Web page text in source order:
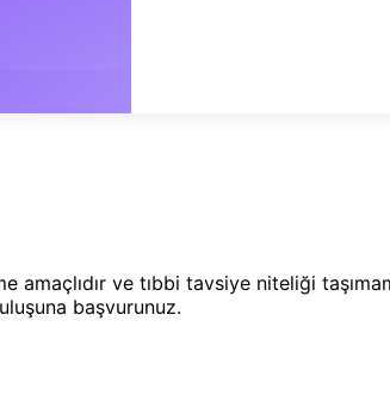
ve tıbbi tavsiye niteliği
başvurunuz.